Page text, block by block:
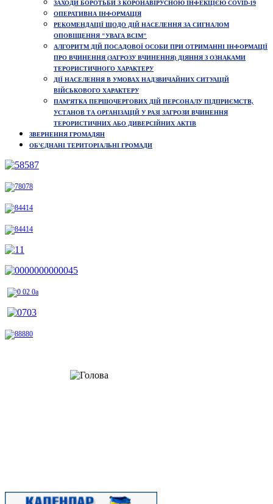
ЗАХОДИ БОРОТЬБИ З КОРОНАВІРУСНОЮ ІНФЕКЦІЄЮ COVID-19
ОПЕРАТИВНА ІНФОРМАЦІЯ
РЕКОМЕНДАЦІЇ ЩОДО ДІЙ НАСЕЛЕННЯ ЗА СИГНАЛОМ
ОПОВІЩЕННЯ "УВАГА ВСІМ"
АЛГОРИТМ ДІЙ ПОСАДОВОЇ ОСОБИ ПРИ ОТРИМАННІ ІНФОРМАЦІЇ
ПРО ВЧИНЕННЯ (ЗАГРОЗУ ВЧИНЕННЯ) ДІЯННЯ З ОЗНАКАМИ
ТЕРОРИСТИЧНОГО ХАРАКТЕРУ
ДІЇ НАСЕЛЕННЯ В УМОВАХ НАДЗВИЧАЙНИХ СИТУАЦІЙ
ВІЙСЬКОВОГО ХАРАКТЕРУ
ПАМ’ЯТКА ПЕРШОЧЕРГОВИХ ДІЙ ПЕРСОНАЛУ ПІДПРИЄМСТВ,
УСТАНОВ ТА ОРГАНІЗАЦІЙ У РАЗІ ЗАГРОЗИ ВЧИНЕННЯ
ТЕРОРИСТИЧНИХ АБО ДИВЕРСІЙНИХ АКТІВ
ЗВЕРНЕННЯ ГРОМАДЯН
ОБ'ЄДНАНІ ТЕРИТОРІАЛЬНІ ГРОМАДИ